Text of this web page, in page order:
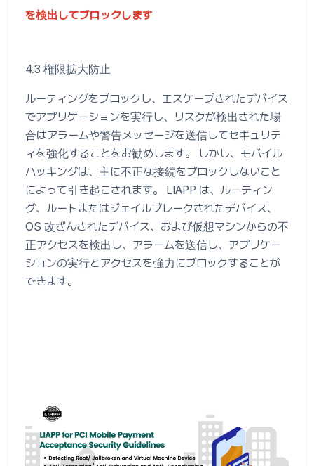
を検出してブロックします
4.3 権限拡大防止
ルーティングをブロックし、エスケープされたデバイス
でアプリケーションを実行し、リスクが検出された場
合はアラームや警告メッセージを送信してセキュリテ
ィを強化することをお勧めします。 しかし、モバイル
ハッキングは、主に不正な接続をブロックしないこと
によって引き起こされます。 LIAPP は、ルーティン
グ、ルートまたはジェイルブレークされたデバイス、
OS 改ざんされたデバイス、および仮想マシンからの不
正アクセスを検出し、アラームを送信し、アプリケー
ションの実行とアクセスを強力にブロックすることが
できます。